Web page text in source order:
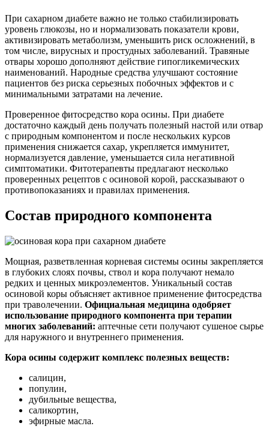
При сахарном диабете важно не только стабилизировать
уровень глюкозы, но и нормализовать показатели крови,
активизировать метаболизм, уменьшить риск осложнений, в
том числе, вирусных и простудных заболеваний. Травяные
отвары хорошо дополняют действие гипогликемических
наименований. Народные средства улучшают состояние
пациентов без риска серьезных побочных эффектов и с
минимальными затратами на лечение.
Проверенное фитосредство кора осины. При диабете
достаточно каждый день получать полезный настой или отвар
с природным компонентом и после нескольких курсов
применения снижается сахар, укрепляется иммунитет,
нормализуется давление, уменьшается сила негативной
симптоматики. Фитотерапевты предлагают несколько
проверенных рецептов с осиновой корой, рассказывают о
противопоказаниях и правилах применения.
Состав природного компонента
Мощная, разветвленная корневая системы осины закрепляется
в глубоких слоях почвы, ствол и кора получают немало
редких и ценных микроэлементов. Уникальный состав
осиновой коры объясняет активное применение фитосредства
при траволечении. Официальная медицина одобряет
использование природного компонента при терапии
многих заболеваний: аптечные сети получают сушеное сырье
для наружного и внутреннего применения.
Кора осины содержит комплекс полезных веществ:
салицин,
популин,
дубильные вещества,
саликортин,
эфирные масла.